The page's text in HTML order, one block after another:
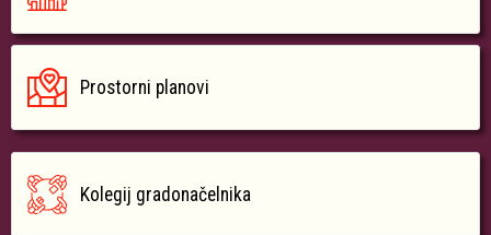
Prostorni planovi
Kolegij gradonačelnika